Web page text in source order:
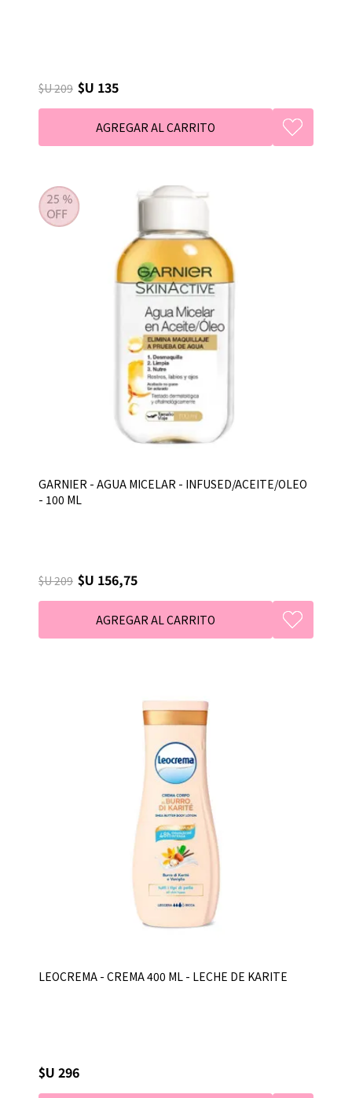
$U 209 $U 135
GARNIER - AGUA MICELAR - INFUSED/ACEITE/OLEO
- 100 ML
$U 209 $U 156,75
LEOCREMA - CREMA 400 ML - LECHE DE KARITE
$U 296